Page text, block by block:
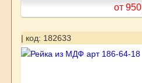
от 950
| код: 182633